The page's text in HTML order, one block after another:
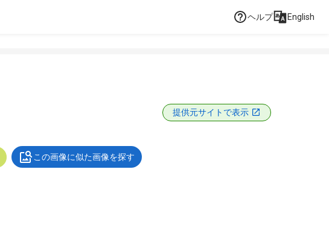
ヘルプ English
提供元サイトで表示
この画像に似た画像を探す